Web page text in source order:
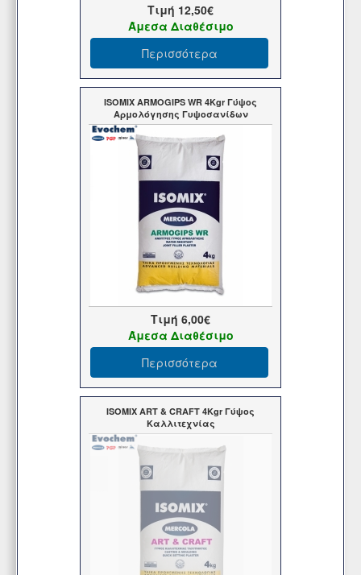
Τιμή 12,50€
Άμεσα Διαθέσιμο
Περισσότερα
ISOMIX ARMOGIPS WR 4Kgr Γύψος
Αρμολόγησης Γυψοσανίδων
Τιμή 6,00€
Άμεσα Διαθέσιμο
Περισσότερα
ISOMIX ART & CRAFT 4Kgr Γύψος
Καλλιτεχνίας